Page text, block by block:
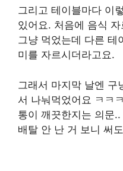
그리고 테이블마다 이
있어요. 처음에 음식
그냥 먹었는데 다른 테
미를 자르시더라고요​.
그래서 마지막 날엔 구
서 나눠먹었어요 ㅋㅋ
통이 깨끗한지는 의문
배탈 안 난 거 보니 써